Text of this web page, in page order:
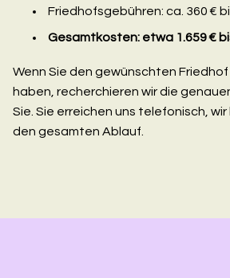
Friedhofsgebühren: ca. 360 €
Gesamtkosten: etwa 1.659 €
Wenn Sie den gewünschten
haben, recherchieren wir die
Sie. Sie erreichen uns telefonisch,
den gesamten Ablauf.